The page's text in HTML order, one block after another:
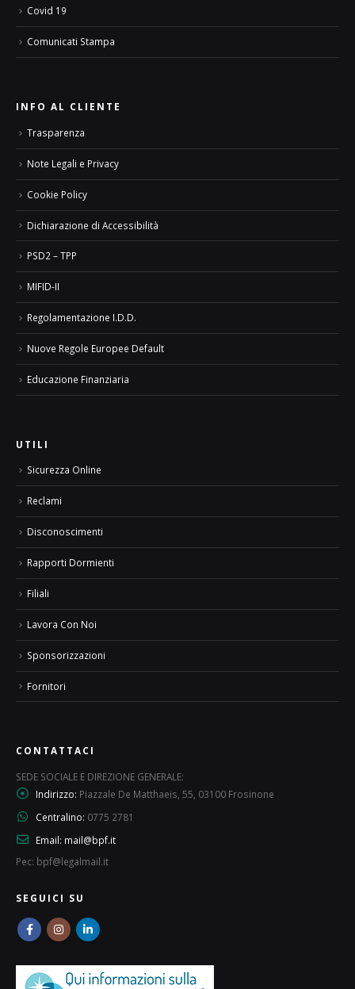
Covid 19
Comunicati Stampa
INFO AL CLIENTE
Trasparenza
Note Legali e Privacy
Cookie Policy
Dichiarazione di Accessibilità
PSD2 – TPP
MIFID-II
Regolamentazione I.D.D.
Nuove Regole Europee Default
Educazione Finanziaria
UTILI
Sicurezza Online
Reclami
Disconoscimenti
Rapporti Dormienti
Filiali
Lavora Con Noi
Sponsorizzazioni
Fornitori
CONTATTACI
SEDE SOCIALE E DIREZIONE GENERALE:
Indirizzo: Piazzale De Matthaeis, 55, 03100 Frosinone
Centralino: 0775 2781
Email: mail@bpf.it
Pec: bpf@legalmail.it
SEGUICI SU